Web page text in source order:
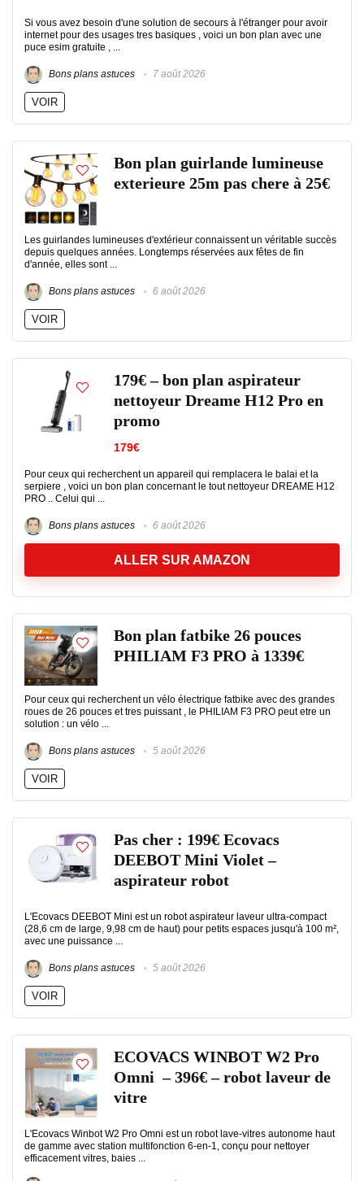
Si vous avez besoin d'une solution de secours à l'étranger pour avoir
internet pour des usages tres basiques , voici un bon plan avec une
puce esim gratuite , ...
Bons plans astuces 7 août 2026
VOIR
Bon plan guirlande lumineuse
exterieure 25m pas chere à 25€
Les guirlandes lumineuses d'extérieur connaissent un véritable succès
depuis quelques années. Longtemps réservées aux fêtes de fin
d'année, elles sont ...
Bons plans astuces 6 août 2026
VOIR
179€ – bon plan aspirateur
nettoyeur Dreame H12 Pro en
promo
179€
Pour ceux qui recherchent un appareil qui remplacera le balai et la
serpiere , voici un bon plan concernant le tout nettoyeur DREAME H12
PRO .. Celui qui ...
Bons plans astuces 6 août 2026
ALLER SUR AMAZON
Bon plan fatbike 26 pouces
PHILIAM F3 PRO à 1339€
Pour ceux qui recherchent un vélo électrique fatbike avec des grandes
roues de 26 pouces et tres puissant , le PHILIAM F3 PRO peut etre un
solution : un vélo ...
Bons plans astuces 5 août 2026
VOIR
Pas cher : 199€ Ecovacs
DEEBOT Mini Violet –
aspirateur robot
L'Ecovacs DEEBOT Mini est un robot aspirateur laveur ultra-compact
(28,6 cm de large, 9,98 cm de haut) pour petits espaces jusqu'à 100 m²,
avec une puissance ...
Bons plans astuces 5 août 2026
VOIR
ECOVACS WINBOT W2 Pro
Omni – 396€ – robot laveur de
vitre
L'Ecovacs Winbot W2 Pro Omni est un robot lave-vitres autonome haut
de gamme avec station multifonction 6-en-1, conçu pour nettoyer
efficacement vitres, baies ...